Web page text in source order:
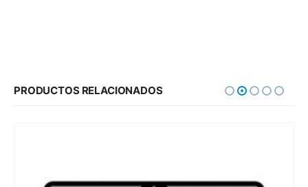
PRODUCTOS RELACIONADOS